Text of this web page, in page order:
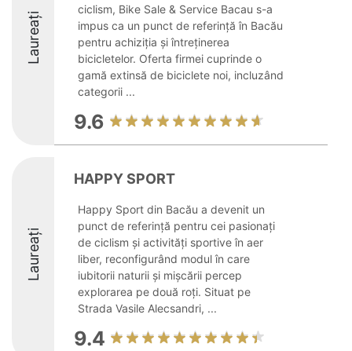
Laureați
ciclism, Bike Sale & Service Bacau s-a
impus ca un punct de referință în Bacău
pentru achiziția și întreținerea
bicicletelor. Oferta firmei cuprinde o
gamă extinsă de biciclete noi, incluzând
categorii ...
9.6
Laureați
HAPPY SPORT
Happy Sport din Bacău a devenit un
punct de referință pentru cei pasionați
de ciclism și activități sportive în aer
liber, reconfigurând modul în care
iubitorii naturii și mișcării percep
explorarea pe două roți. Situat pe
Strada Vasile Alecsandri, ...
9.4